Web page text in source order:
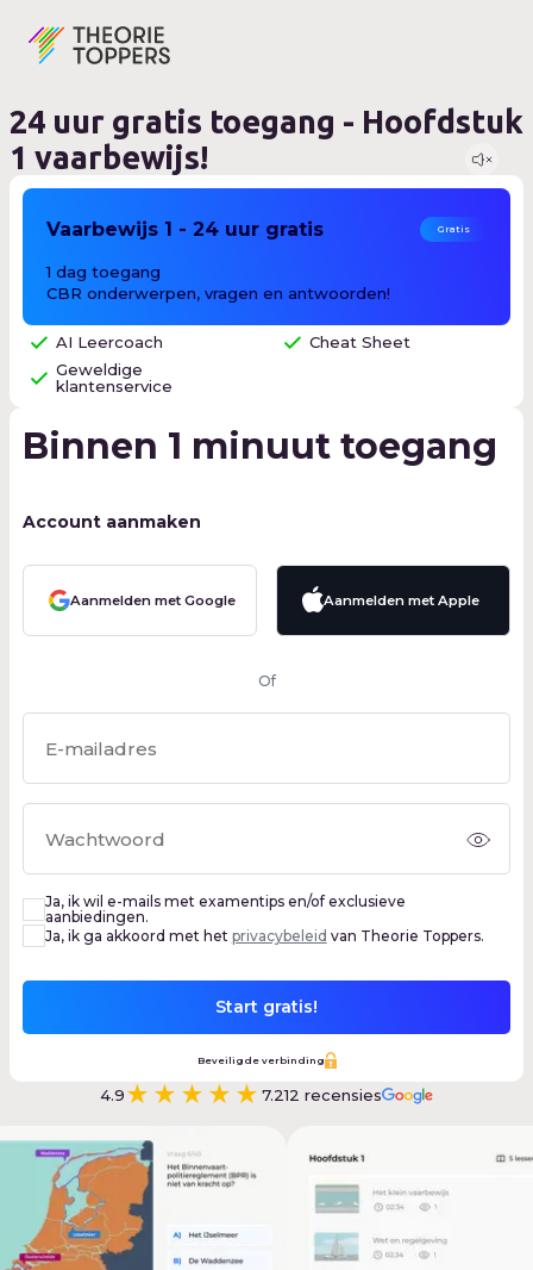
24 uur gratis toegang - Hoofdstuk
1 vaarbewijs!
Vaarbewijs 1 - 24 uur gratis Gratis
1 dag toegang
CBR onderwerpen, vragen en antwoorden!
AI Leercoach
Cheat Sheet
Geweldige
klantenservice
Binnen 1 minuut toegang
Account aanmaken
Aanmelden met Google Aanmelden met Apple
Of
Ja, ik wil e-mails met examentips en/of exclusieve
aanbiedingen.
Ja, ik ga akkoord met het privacybeleid van Theorie Toppers.
Start gratis!
Beveiligde verbinding
4.9★★★★★ 7.212 recensies